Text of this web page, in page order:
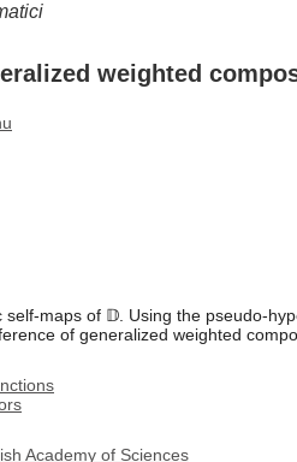
weighted
maps of 𝔻. Using the pseudo-
of generalized weighted
Academy of Sciences